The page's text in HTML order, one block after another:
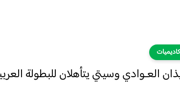
العـوادي وسيتي يتأهلان للبطولة